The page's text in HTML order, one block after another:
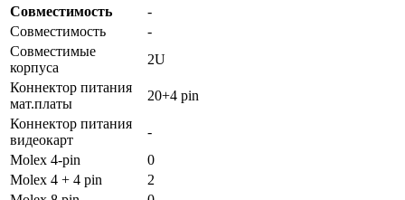
Совместимость
-
Совместимость
-
Совместимые
корпуса
2U
Коннектор питания
мат.платы
20+4 pin
Коннектор питания
видеокарт
-
Molex 4-pin
0
Molex 4 + 4 pin
2